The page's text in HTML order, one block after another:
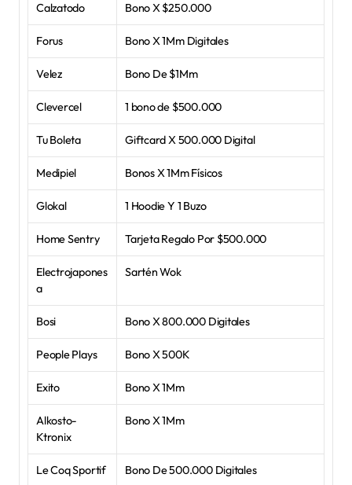
Calzatodo Bono X $250.000
Forus Bono X 1Mm Digitales
Velez Bono De $1Mm
Clevercel 1 bono de $500.000
Tu Boleta Giftcard X 500.000 Digital
Medipiel Bonos X 1Mm Físicos
Glokal 1 Hoodie Y 1 Buzo
Home Sentry Tarjeta Regalo Por $500.000
Electrojapones
a
Sartén Wok
Bosi Bono X 800.000 Digitales
People Plays Bono X 500K
Exito Bono X 1Mm
Alkosto-
Ktronix
Bono X 1Mm
Le Coq Sportif Bono De 500.000 Digitales